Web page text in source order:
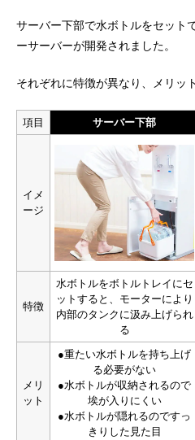
サーバー下部で水ボトルをセット
ーサーバーが開発されました。
それぞれに特徴が異なり、メリッ
項目 サーバー下部
イメ
ージ
特徴
水ボトルをボトルトレイにセ
ットすると、モーターにより
内部のタンクに汲み上げられ
る
メリ
ット
●重たい水ボトルを持ち上げ
る必要がない
●水ボトルが収納されるので
埃が入りにくい
●水ボトルが隠れるのですっ
きりした見た目